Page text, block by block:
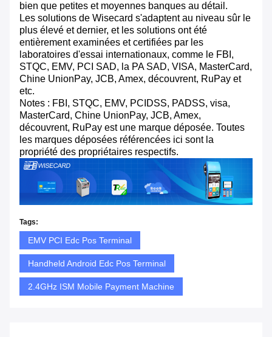
bien que petites et moyennes banques au détail.
Les solutions de Wisecard s'adaptent au niveau sûr le
plus élevé et dernier, et les solutions ont été
entièrement examinées et certifiées par les
laboratoires d'essai internationaux, comme le FBI,
STQC, EMV, PCI SAD, la PA SAD, VISA, MasterCard,
Chine UnionPay, JCB, Amex, découvrent, RuPay et
etc.
Notes : FBI, STQC, EMV, PCIDSS, PADSS, visa,
MasterCard, Chine UnionPay, JCB, Amex,
découvrent, RuPay est une marque déposée. Toutes
les marques déposées référencées ici sont la
propriété des propriétaires respectifs.
Tags:
EMV PCI Edc Pos Terminal
Handheld Android Edc Pos Terminal
2.4GHz ISM Mobile Payment Machine